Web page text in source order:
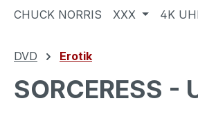
CHUCK NORRIS
XXX 4K
DVD Erotik
SORCERESS